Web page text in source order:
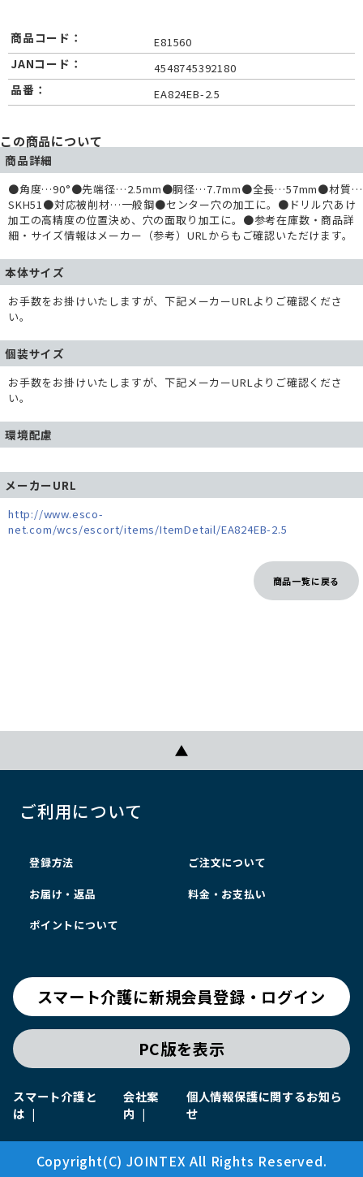
商品コード： E81560
JANコード： 4548745392180
品番： EA824EB-2.5
この商品について
商品詳細
●角度…90°●先端径…2.5mm●胴径…7.7mm●全長…57mm●材質…
SKH51●対応被削材…一般鋼●センター穴の加工に。●ドリル穴あけ
加工の高精度の位置決め、穴の面取り加工に。●参考在庫数・商品詳
細・サイズ情報はメーカー（参考）URLからもご確認いただけます。
本体サイズ
お手数をお掛けいたしますが、下記メーカーURLよりご確認くださ
い。
個装サイズ
お手数をお掛けいたしますが、下記メーカーURLよりご確認くださ
い。
環境配慮
メーカーURL
http://www.esco-
net.com/wcs/escort/items/ItemDetail/EA824EB-2.5
商品一覧に戻る
ご利用について
登録方法 ご注文について
お届け・返品 料金・お支払い
ポイントについて
スマート介護に新規会員登録・ログイン
PC版を表示
スマート介護と
は
会社案
内
個人情報保護に関するお知ら
せ
Copyright(C) JOINTEX All Rights Reserved.